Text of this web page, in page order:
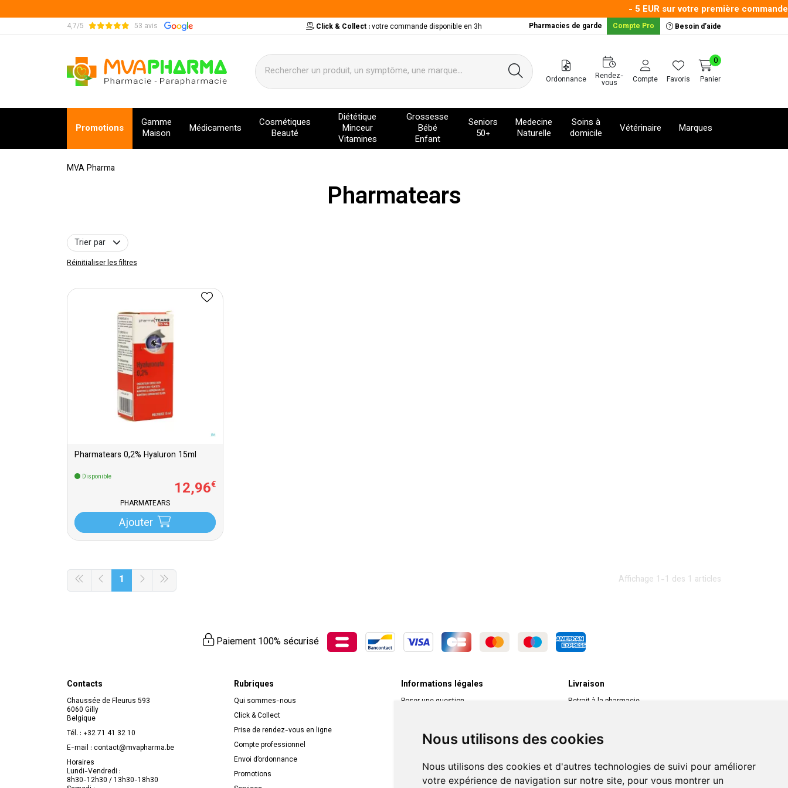
Nous utilisons des cookies
Nous utilisons des cookies et d'autres technologies de suivi pour améliorer
votre expérience de navigation sur notre site, pour vous montrer un
- 5 EUR sur votre première commande
4,7/5 53 avis Click & Collect :votre commande disponible en 3h Pharmacies de garde Compte Pro Besoin d’aide
MVA Pharma Votre pharmacie en ligne à votre service Ordonnance Rendez-
vous Compte Favoris Panier
0
Promotions
Gamme
Maison
Médicaments
Cosmétiques
Beauté
Diététique
Minceur
Vitamines
Grossesse
Bébé
Enfant
Seniors
50+
Medecine
Naturelle
Soins à
domicile
Vétérinaire Marques
MVA Pharma
Pharmatears
Trier par
Réinitialiser les filtres
Pharmatears 0,2% Hyaluron 15ml
Disponible
12,96€
PHARMATEARS
Ajouter
Affichage 1-1 des 1 articles
1
Paiement 100% sécurisé
Contacts
Chaussée de Fleurus 593
6060 Gilly
Belgique
Tél. : +32 71 41 32 10
E-mail : contact@mvapharma.be
Horaires
Lundi-Vendredi :
8h30-12h30 / 13h30-18h30
Rubriques
Qui sommes-nous
Click & Collect
Prise de rendez-vous en ligne
Compte professionnel
Envoi d’ordonnance
Promotions
Informations légales
Poser une question
Livraison
Retrait à la pharmacie
Livraison dans un Point Relais